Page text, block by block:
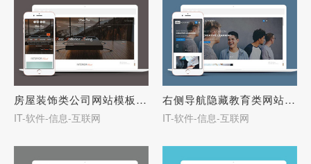
房屋装饰类公司网站模板下载-27686
IT-软件-信息-互联网
右侧导航隐藏教育类网站模板-27685
IT-软件-信息-互联网